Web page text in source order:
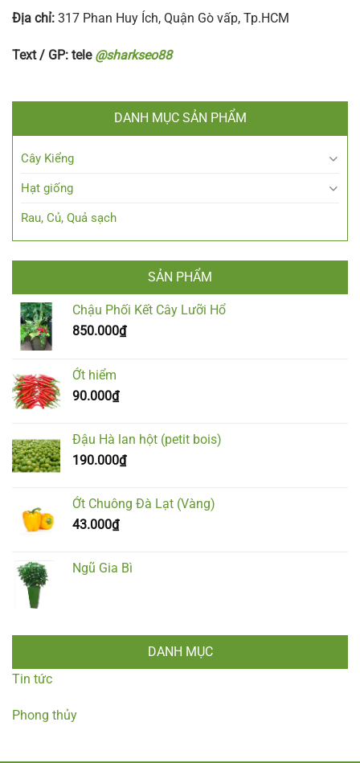
Địa chỉ: 317 Phan Huy Ích, Quận Gò vấp, Tp.HCM
Text / GP: tele @sharkseo88
DANH MỤC SẢN PHẨM
Cây Kiểng
Hạt giống
Rau, Củ, Quả sạch
SẢN PHẨM
Chậu Phối Kết Cây Lưỡi Hổ
850.000₫
Ớt hiểm
90.000₫
Đậu Hà lan hột (petit bois)
190.000₫
Ớt Chuông Đà Lạt (Vàng)
43.000₫
Ngũ Gia Bì
DANH MỤC
Tin tức
Phong thủy